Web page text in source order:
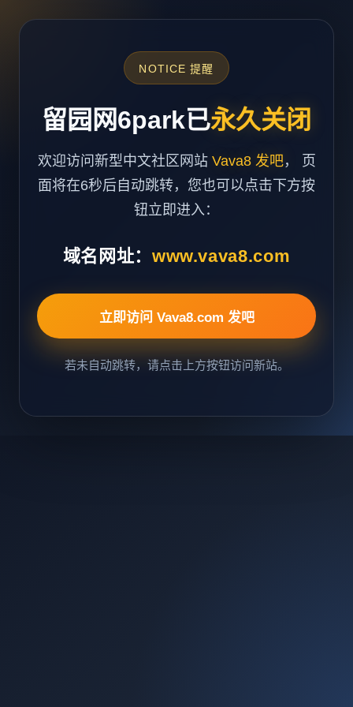
NOTICE 提醒
留园网6park已永久关闭
欢迎访问新型中文社区网站 Vava8 发吧， 页
面将在6秒后自动跳转，您也可以点击下方按
钮立即进入：
域名网址： www.vava8.com
立即访问 Vava8.com 发吧
若未自动跳转，请点击上方按钮访问新站。